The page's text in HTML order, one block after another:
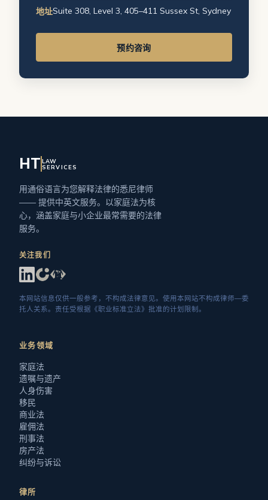
地址Suite 308, Level 3, 405–411 Sussex St, Sydney
预约咨询
HT LAW
SERVICES
用通俗语言为您解释法律的悉尼律师
—— 提供中英文服务。以家庭法为核
心，涵盖家庭与小企业最常需要的法律
服务。
关注我们
本网站信息仅供一般参考，不构成法律意见。使用本网站不构成律师—委
托人关系。责任受根据《职业标准立法》批准的计划限制。
业务领域
家庭法
遗嘱与遗产
人身伤害
移民
商业法
雇佣法
刑事法
房产法
纠纷与诉讼
律所